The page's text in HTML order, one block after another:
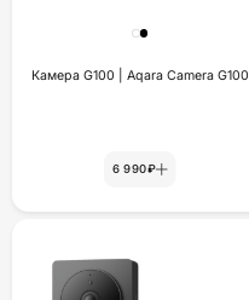
Камера G100 | Aqara Camera G100
6 990₽